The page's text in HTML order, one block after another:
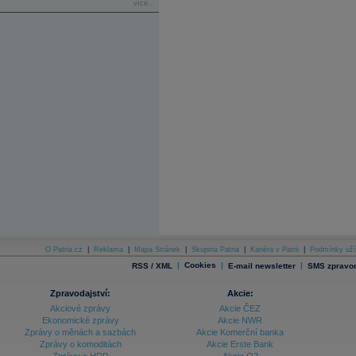
více...
O Patria.cz Reklama Mapa Stránek Skupina Patria Kariéra v Patrii Podmínky
RSS / XML | Cookies | E-mail newsletter | SMS
Zpravodajství:
Akciové zprávy
Ekonomické zprávy
Zprávy o měnách a sazbách
Zprávy o komoditách
Akcie:
Akcie ČEZ
Akcie NWR
Akcie Komerční banka
Akcie Erste Bank